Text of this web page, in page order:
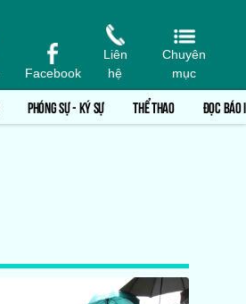
Facebook
Liên
hệ
Chuyên
mục
PHÓNG SỰ - KÝ SỰ THỂ THAO ĐỌC BÁO